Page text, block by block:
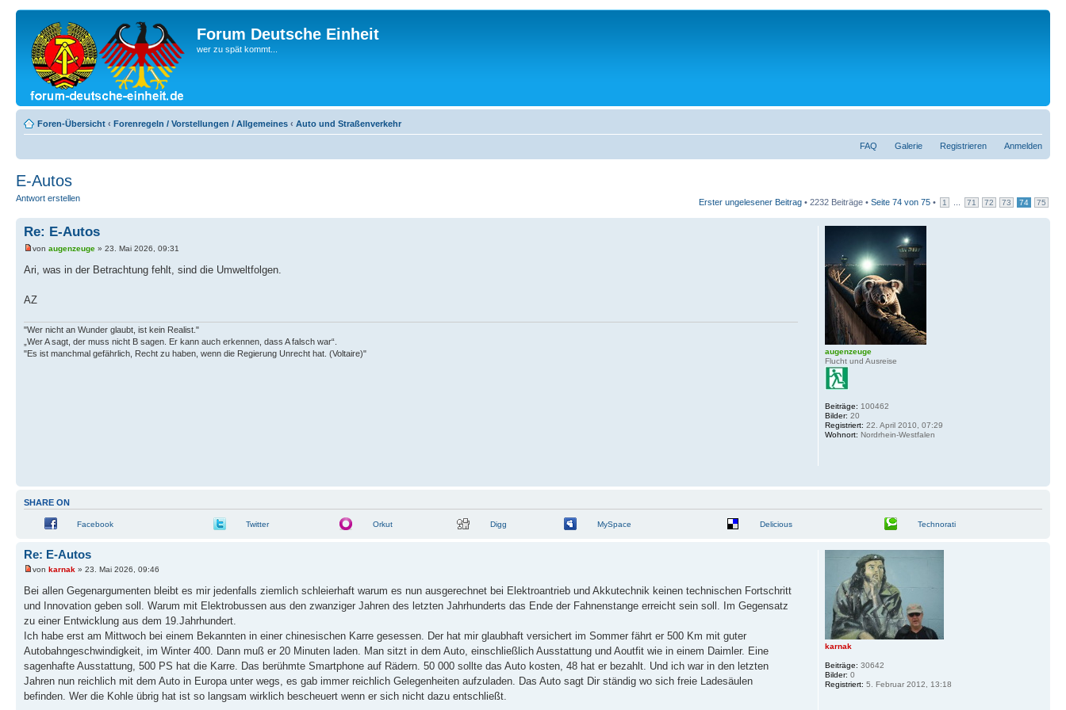
Forum Deutsche Einheit
wer zu spät kommt...
Foren-Übersicht ‹ Forenregeln / Vorstellungen / Allgemeines ‹ Auto und Straßenverkehr
FAQ Galerie Registrieren Anmelden
E-Autos
Antwort erstellen Erster ungelesener Beitrag • 2232 Beiträge • Seite 74 von 75 • 1 71 72 73 74 75
Re: E-Autos
von augenzeuge » 23. Mai 2026, 09:31
Ari, was in der Betrachtung fehlt, sind die Umweltfolgen.
AZ
"Wer nicht an Wunder glaubt, ist kein Realist."
„Wer A sagt, der muss nicht B sagen. Er kann auch erkennen, dass A falsch war“.
"Es ist manchmal gefährlich, Recht zu haben, wenn die Regierung Unrecht hat. (Voltaire)"
augenzeuge
Flucht und Ausreise
Beiträge: 100462
Bilder: 20
Registriert: 22. April 2010, 07:29
Wohnort: Nordrhein-Westfalen
SHARE ON
Facebook Twitter Orkut Digg MySpace Delicious Technorati
Re: E-Autos
von karnak » 23. Mai 2026, 09:46
Bei allen Gegenargumenten bleibt es mir jedenfalls ziemlich schleierhaft warum es nun ausgerechnet bei Elektroantrieb und Akkutechnik keinen technischen Fortschritt
und Innovation geben soll. Warum mit Elektrobussen aus den zwanziger Jahren des letzten Jahrhunderts das Ende der Fahnenstange erreicht sein soll. Im Gegensatz
zu einer Entwicklung aus dem 19.Jahrhundert.
Ich habe erst am Mittwoch bei einem Bekannten in einer chinesischen Karre gesessen. Der hat mir glaubhaft versichert im Sommer fährt er 500 Km mit guter
Autobahngeschwindigkeit, im Winter 400. Dann muß er 20 Minuten laden. Man sitzt in dem Auto, einschließlich Ausstattung und Aoutfit wie in einem Daimler. Eine
sagenhafte Ausstattung, 500 PS hat die Karre. Das berühmte Smartphone auf Rädern. 50 000 sollte das Auto kosten, 48 hat er bezahlt. Und ich war in den letzten
Jahren nun reichlich mit dem Auto in Europa unter wegs, es gab immer reichlich Gelegenheiten aufzuladen. Das Auto sagt Dir ständig wo sich freie Ladesäulen
befinden. Wer die Kohle übrig hat ist so langsam wirklich bescheuert wenn er sich nicht dazu entschließt.
karnak
Beiträge: 30642
Bilder: 0
Registriert: 5. Februar 2012, 13:18